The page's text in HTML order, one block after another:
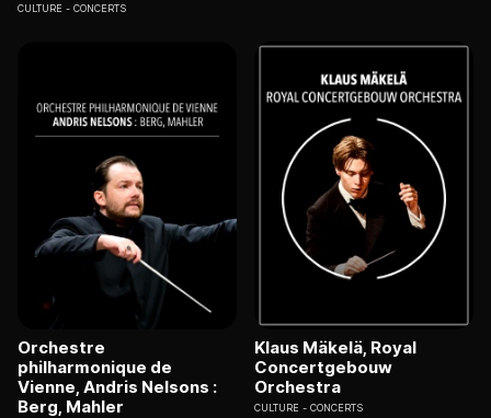
CULTURE CONCERTS
Orchestre
philharmonique de
Vienne, Andris Nelsons :
Berg, Mahler
Klaus Mäkelä, Royal
Concertgebouw
Orchestra
CULTURE CONCERTS